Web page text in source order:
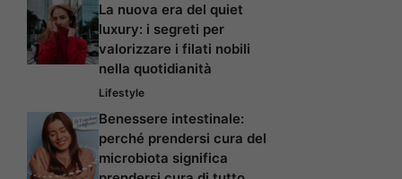
La nuova era del quiet
luxury: i segreti per
valorizzare i filati nobili
nella quotidianità
Lifestyle
Benessere intestinale:
perché prendersi cura del
microbiota significa